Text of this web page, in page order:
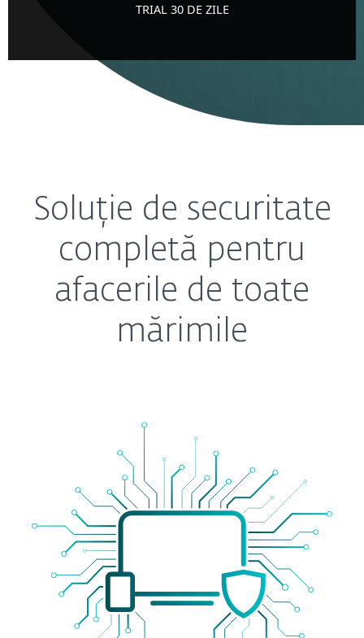
TRIAL 30 DE ZILE
Soluție de securitate
completă pentru
afacerile de toate
mărimile